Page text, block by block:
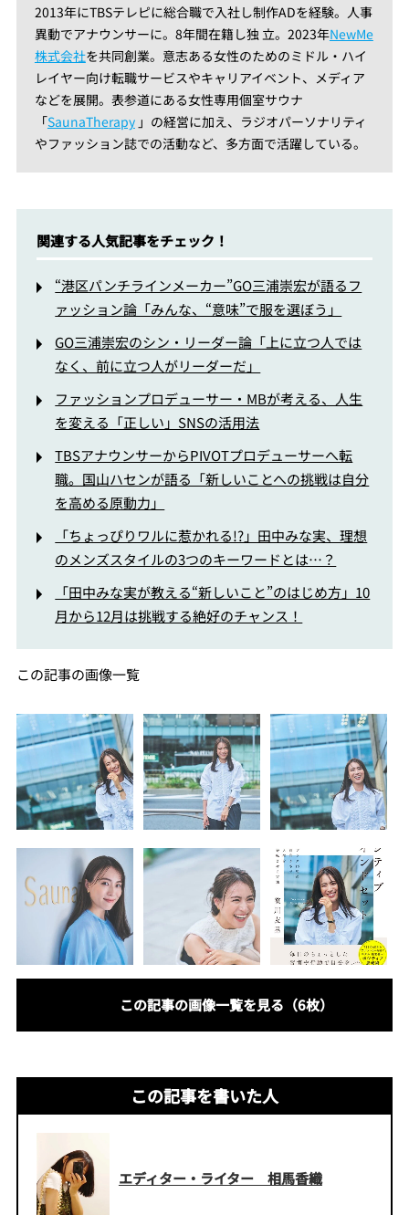
2013年にTBSテレピに総合職で入社し制作ADを経験。人事
異動でアナウンサーに。8年間在籍し独 立。2023年NewMe
株式会社を共同創業。意志ある女性のためのミドル・ハイ
レイヤー向け転職サービスやキャリアイベント、メディア
などを展開。表参道にある女性専用個室サウナ
「SaunaTherapy 」の経営に加え、ラジオパーソナリティ
やファッション誌での活動など、多方面で活躍している。
関連する人気記事をチェック！
“港区パンチラインメーカー”GO三浦崇宏が語るフ
ァッション論「みんな、“意味”で服を選ぼう」
GO三浦崇宏のシン・リーダー論「上に立つ人では
なく、前に立つ人がリーダーだ」
ファッションプロデューサー・MBが考える、人生
を変える「正しい」SNSの活用法
TBSアナウンサーからPIVOTプロデューサーへ転
職。国山ハセンが語る「新しいことへの挑戦は自分
を高める原動力」
「ちょっぴりワルに惹かれる!?」田中みな実、理想
のメンズスタイルの3つのキーワードとは…？
「田中みな実が教える“新しいこと”のはじめ方」10
月から12月は挑戦する絶好のチャンス！
この記事の画像一覧
この記事の画像一覧を見る（6枚）
この記事を書いた人
エディター・ライター 相馬香織